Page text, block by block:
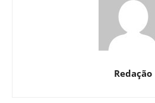
Redação